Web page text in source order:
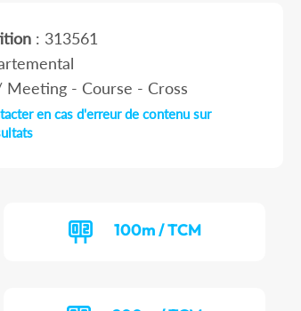
: 313561
- Course - Cross
en cas d'erreur de contenu sur
100m / TCM